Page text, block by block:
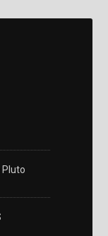
Pluto